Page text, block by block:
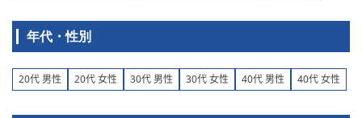
年代・性別
20代 男性 20代 女性 30代 男性 30代 女性 40代 男性 40代 女性